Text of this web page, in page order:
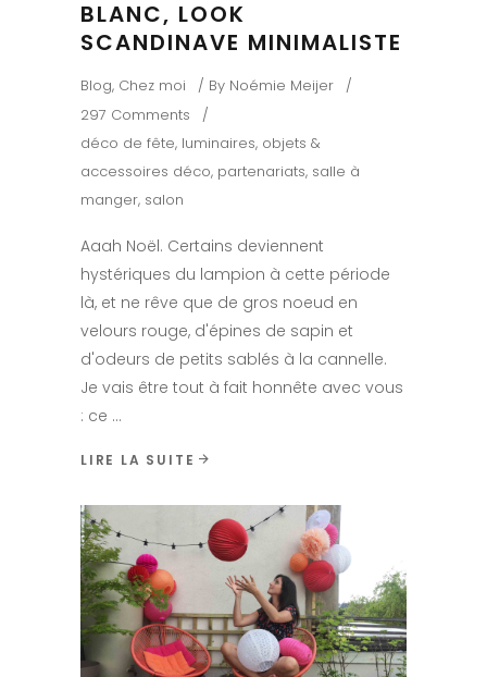
BLANC, LOOK
SCANDINAVE MINIMALISTE
Blog, Chez moi By Noémie Meijer
297 Comments
déco de fête, luminaires, objets &
accessoires déco, partenariats, salle à
manger, salon
Aaah Noël. Certains deviennent
hystériques du lampion à cette période
là, et ne rêve que de gros noeud en
velours rouge, d'épines de sapin et
d'odeurs de petits sablés à la cannelle.
Je vais être tout à fait honnête avec vous
: ce
LIRE LA SUITE